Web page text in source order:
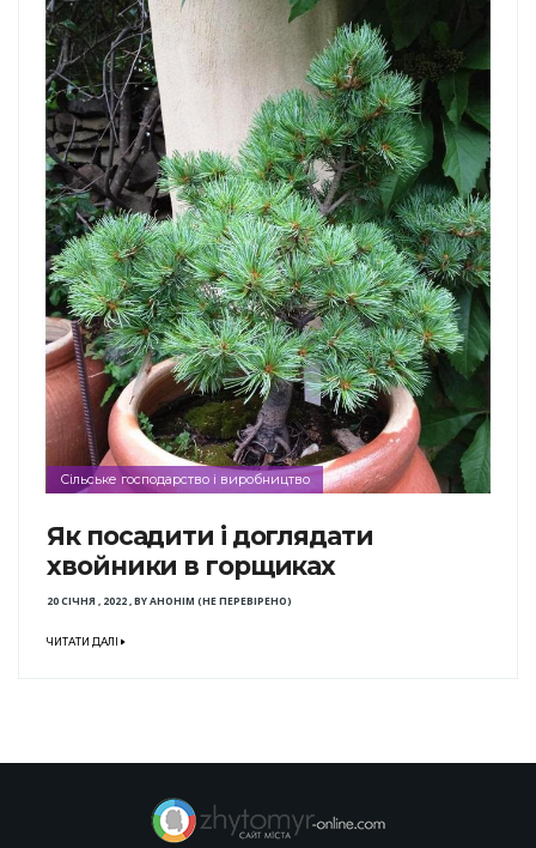
Сільське господарство і виробництво
Як посадити і доглядати
хвойники в горщиках
20 СІЧНЯ , 2022,BYАНОНІМ (НЕ ПЕРЕВІРЕНО)
ЧИТАТИ ДАЛІ